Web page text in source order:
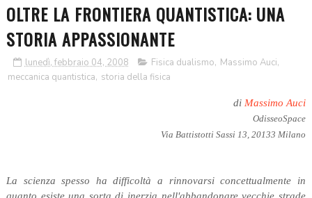
OLTRE LA FRONTIERA QUANTISTICA: UNA
STORIA APPASSIONANTE
lunedì, febbraio 04, 2008 Fisica dualismo, Massimo Auci,
meccanica quantistica, storia della fisica
di Massimo Auci
OdisseoSpace
Via Battistotti Sassi 13, 20133 Milano
La scienza spesso ha difficoltà a rinnovarsi concettualmente in